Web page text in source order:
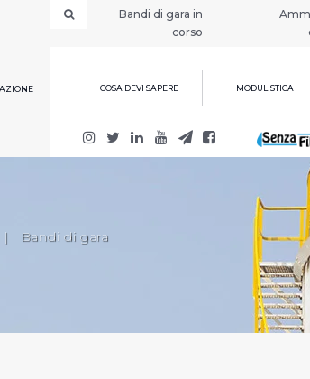
Bandi di gara in
corso
COSA DEVI SAPERE MODULISTICA
| Bandi di gara